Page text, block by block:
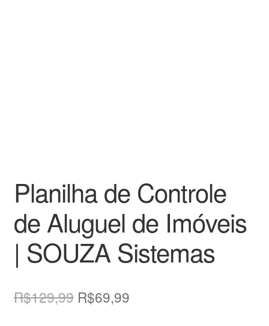
Planilha de Controle
de Aluguel de Imóveis
| SOUZA Sistemas
R$129,99 O
R$69,99O